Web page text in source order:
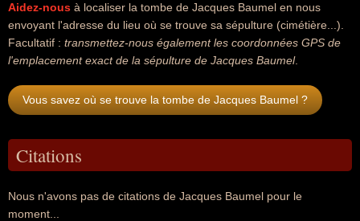
Aidez-nous à localiser la tombe de Jacques Baumel en nous
envoyant l'adresse du lieu où se trouve sa sépulture (cimétière...).
Facultatif : transmettez-nous également les coordonnées GPS de
l'emplacement exact de la sépulture de Jacques Baumel.
Vous savez où se trouve la tombe de Jacques Baumel ?
Citations
Nous n'avons pas de citations de Jacques Baumel pour le
moment...